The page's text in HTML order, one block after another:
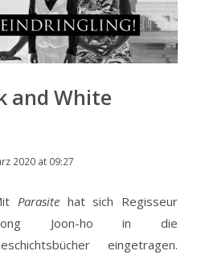
and White
2020 at 09:27
Parasitehat sich Regisseur
Joon-ho in die
eingetragen.